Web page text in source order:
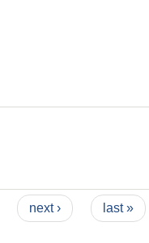
next › last »